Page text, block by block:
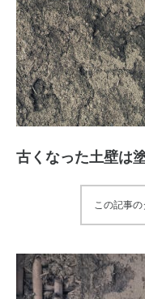
古くなった土壁は
この記事